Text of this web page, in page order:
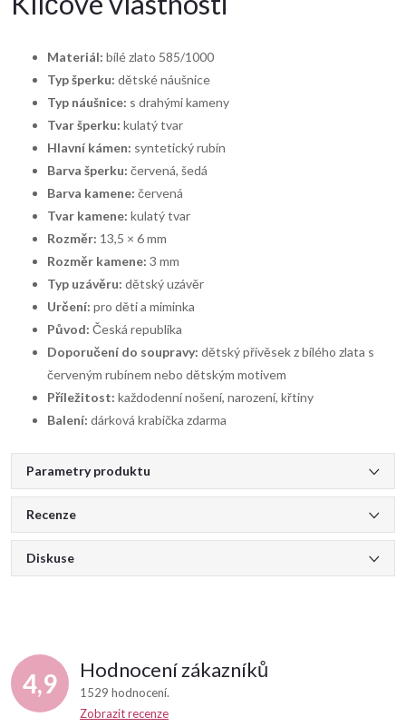
Materiál: bílé zlato 585/1000
Typ šperku: dětské náušnice
Typ náušnice: s drahými kameny
Tvar šperku: kulatý tvar
Hlavní kámen: syntetický rubín
Barva šperku: červená, šedá
Barva kamene: červená
Tvar kamene: kulatý tvar
Rozměr: 13,5 × 6 mm
Rozměr kamene: 3 mm
Typ uzávěru: dětský uzávěr
Určení: pro děti a miminka
Původ: Česká republika
Doporučení do soupravy: dětský přívěsek z bílého zlata s
červeným rubínem nebo dětským motivem
Příležitost: každodenní nošení, narození, křtiny
Balení: dárková krabička zdarma
Parametry produktu
Recenze
Diskuse
4,9 Hodnocení zákazníků
1529 hodnocení
Zobrazit recenze